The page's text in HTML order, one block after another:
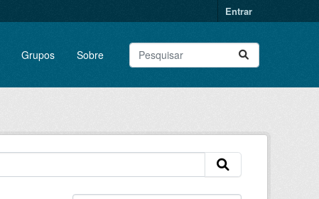
Entrar
Grupos Sobre